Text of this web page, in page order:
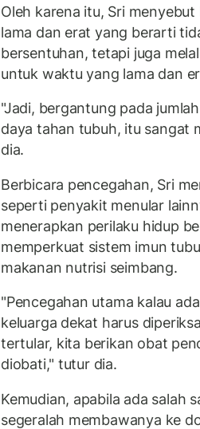
Oleh karena itu, Sri
lama dan erat yang berarti
bersentuhan, tetapi juga
untuk waktu yang lama dan
"Jadi, bergantung pada
daya tahan tubuh, itu sangat
dia.
Berbicara pencegahan, Sri
seperti penyakit menular
menerapkan perilaku hidup
memperkuat sistem imun
makanan nutrisi seimbang.
"Pencegahan utama kalau
keluarga dekat harus
tertular, kita berikan obat
diobati," tutur dia.
Kemudian, apabila ada salah
segeralah membawanya ke